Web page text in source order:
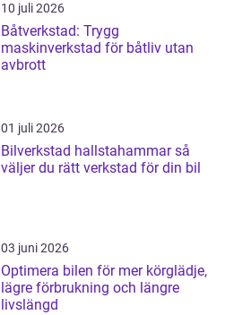
10 juli 2026
Båtverkstad: Trygg
maskinverkstad för båtliv utan
avbrott
01 juli 2026
Bilverkstad hallstahammar så
väljer du rätt verkstad för din bil
03 juni 2026
Optimera bilen för mer körglädje,
lägre förbrukning och längre
livslängd